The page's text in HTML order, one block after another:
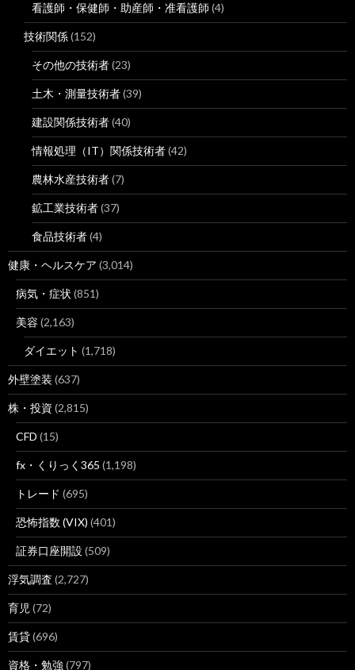
看護師・保健師・助産師・准看護師 (4)
技術関係(152)
その他の技術者(23)
土木・測量技術者(39)
建設関係技術者(40)
情報処理（IT）関係技術者(42)
農林水産技術者(7)
鉱工業技術者(37)
食品技術者(4)
健康・ヘルスケア (3,014)
病気・症状 (851)
美容 (2,163)
ダイエット (1,718)
外壁塗装 (637)
株・投資 (2,815)
CFD (15)
fx・くりっく365 (1,198)
トレード (695)
恐怖指数 (VIX) (401)
証券口座開設 (509)
浮気調査 (2,727)
育児 (72)
賃貸(696)
資格・勉強 (797)